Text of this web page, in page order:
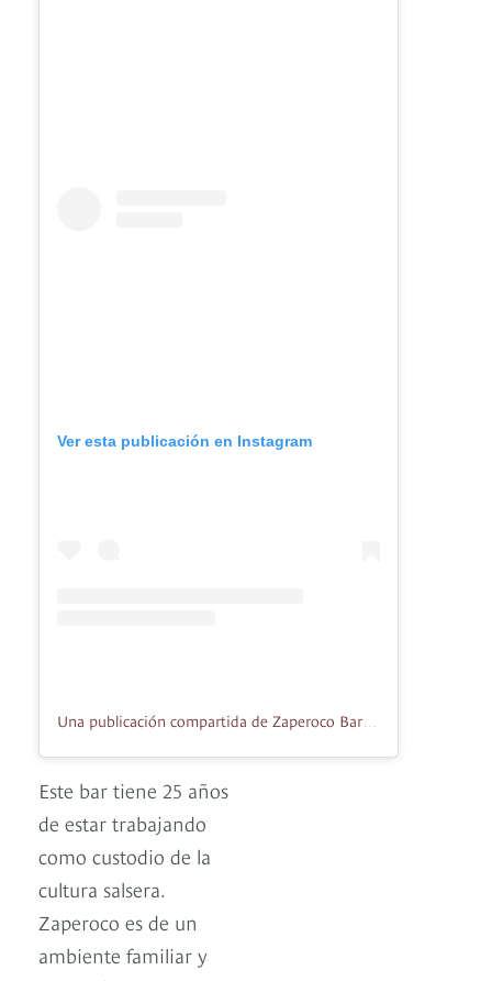
Ver esta publicación en Instagram
Este bar tiene 25 años
de estar trabajando
como custodio de la
cultura salsera.
Zaperoco es de un
ambiente familiar y